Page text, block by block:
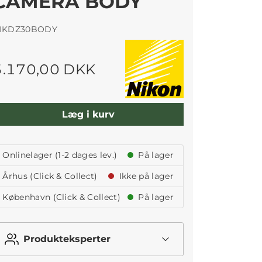
DKK
Læg i kurv
Onlinelager (1-2 dages lev.)
På lager
Århus (Click & Collect)
Ikke på lager
København (Click & Collect)
På lager
Produkteksperter